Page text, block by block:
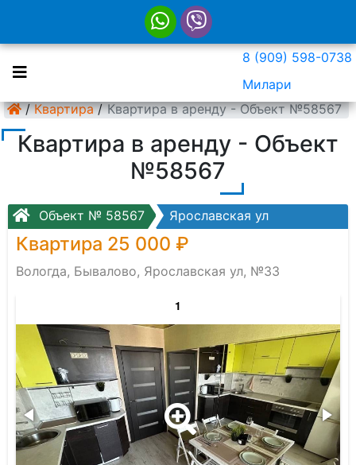
8 (909) 598-0738
Милари
/ Квартира / Квартира в аренду - Объект №58567
Квартира в аренду - Объект
№58567
Объект № 58567 Ярославская ул
Квартира 25 000 ₽
Вологда, Бывалово, Ярославская ул, №33
1